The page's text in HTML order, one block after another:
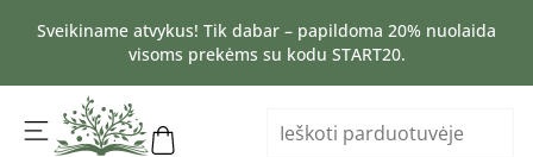
Sveikiname atvykus! Tik dabar – papildoma 20% nuolaida
visoms prekėms su kodu START20.